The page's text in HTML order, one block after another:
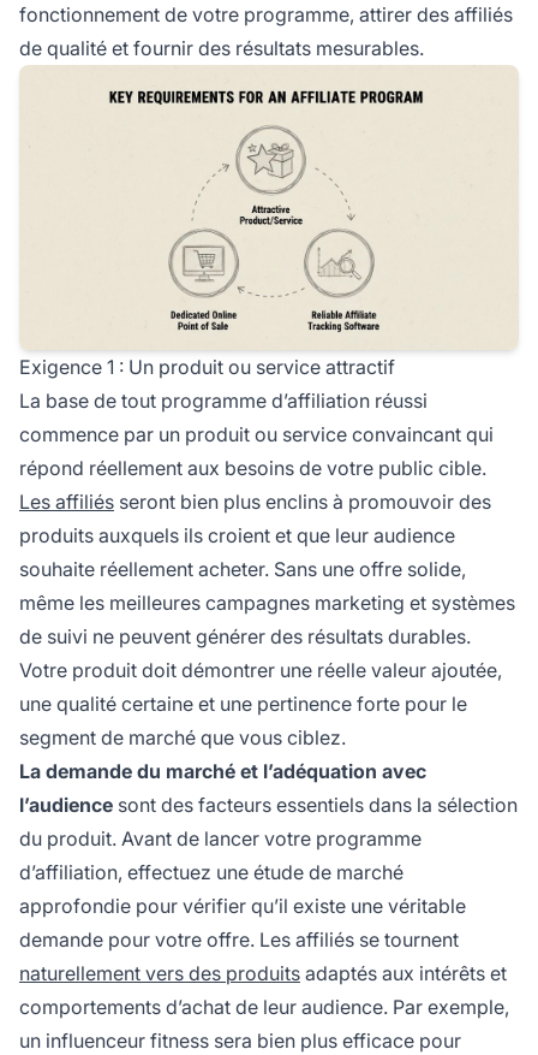
fonctionnement de votre programme, attirer des affiliés
de qualité et fournir des résultats mesurables.
Exigence 1 : Un produit ou service attractif
La base de tout programme d’affiliation réussi
commence par un produit ou service convaincant qui
répond réellement aux besoins de votre public cible.
Les affiliés seront bien plus enclins à promouvoir des
produits auxquels ils croient et que leur audience
souhaite réellement acheter. Sans une offre solide,
même les meilleures campagnes marketing et systèmes
de suivi ne peuvent générer des résultats durables.
Votre produit doit démontrer une réelle valeur ajoutée,
une qualité certaine et une pertinence forte pour le
segment de marché que vous ciblez.
La demande du marché et l’adéquation avec
l’audience sont des facteurs essentiels dans la sélection
du produit. Avant de lancer votre programme
d’affiliation, effectuez une étude de marché
approfondie pour vérifier qu’il existe une véritable
demande pour votre offre. Les affiliés se tournent
naturellement vers des produits adaptés aux intérêts et
comportements d’achat de leur audience. Par exemple,
un influenceur fitness sera bien plus efficace pour